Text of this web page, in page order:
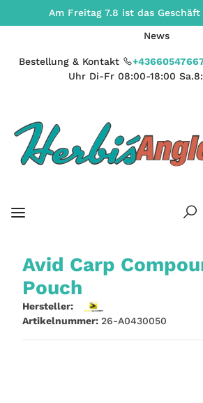
Am Freitag 7.8 ist das Geschäft
News
Bestellung & Kontakt
Uhr Di-Fr 08:00-18:00
Avid Carp
Pouch
Hersteller:
Artikelnummer: 26-A0430050